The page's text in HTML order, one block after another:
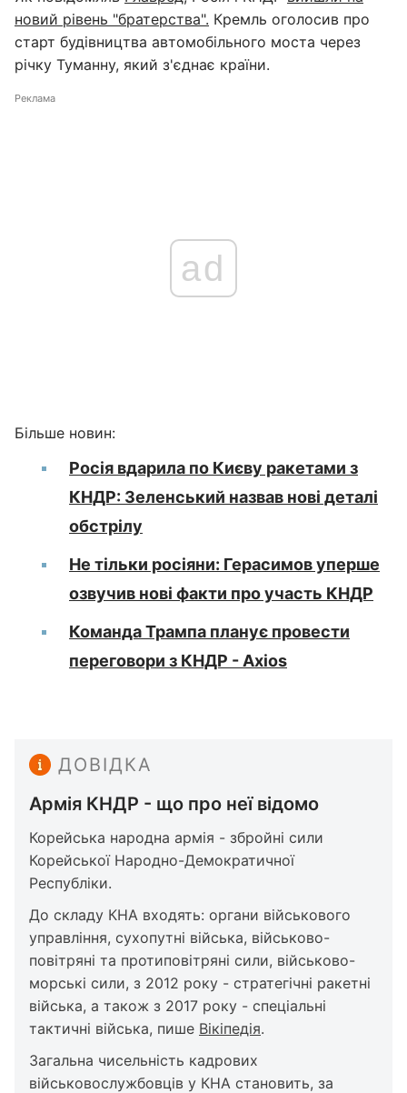
новий рівень "братерства". Кремль оголосив про
старт будівництва автомобільного моста через
річку Туманну, який з'єднає країни.
Реклама
ad
Більше новин:
Росія вдарила по Києву ракетами з
КНДР: Зеленський назвав нові деталі
обстрілу
Не тільки росіяни: Герасимов уперше
озвучив нові факти про участь КНДР
Команда Трампа планує провести
переговори з КНДР - Axios
ДОВІДКА
Армія КНДР - що про неї відомо
Корейська народна армія - збройні сили
Корейської Народно-Демократичної
Республіки.
До складу КНА входять: органи військового
управління, сухопутні війська, військово-
повітряні та протиповітряні сили, військово-
морські сили, з 2012 року - стратегічні ракетні
війська, а також з 2017 року - спеціальні
тактичні війська, пише Вікіпедія.
Загальна чисельність кадрових
військовослужбовців у КНА становить, за